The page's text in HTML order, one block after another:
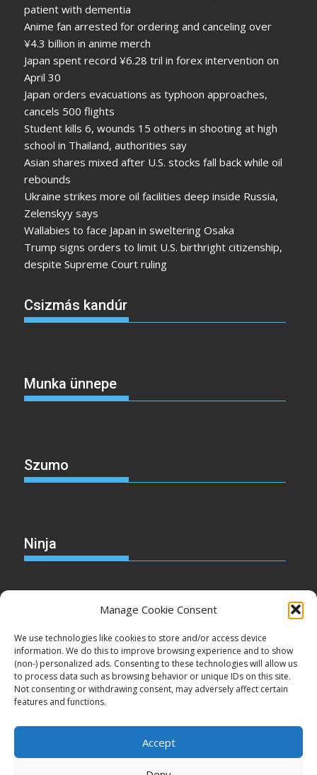
Manage Cookie Consent
We use technologies like cookies to store and/or access device
information. We do this to improve browsing experience and to show
(non-) personalized ads. Consenting to these technologies will allow us
to process data such as browsing behavior or unique IDs on this site.
Not consenting or withdrawing consent, may adversely affect certain
features and functions.
Accept
patient with dementia
Anime fan arrested for ordering and canceling over
¥4.3 billion in anime merch
Japan spent record ¥6.28 tril in forex intervention on
April 30
Japan orders evacuations as typhoon approaches,
cancels 500 flights
Student kills 6, wounds 15 others in shooting at high
school in Thailand, authorities say
Asian shares mixed after U.S. stocks fall back while oil
rebounds
Ukraine strikes more oil facilities deep inside Russia,
Zelenskyy says
Wallabies to face Japan in sweltering Osaka
Trump signs orders to limit U.S. birthright citizenship,
despite Supreme Court ruling
Csizmás kandúr
Munka ünnepe
Szumo
Ninja
Cake